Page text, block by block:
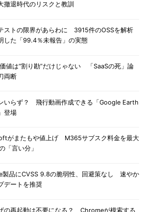
撤退時代のリスクと教訓
ストの限界があらわに 3915件のOSSを解析
した「99.4％未報告」の実態
値は“割り勘”だけじゃない 「SaaSの死」論
両断
いらず？ 飛行動画作成できる「Google Earth
登場
がまたもや値上げ M365サブスク料金を最大
「言い分」
製品にCVSS 9.8の脆弱性、回避策なし 速やか
デートを推奨
の再起動は不要になる？ Chromeが模索する